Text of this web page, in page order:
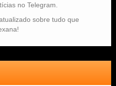
no Telegram.
sobre tudo que